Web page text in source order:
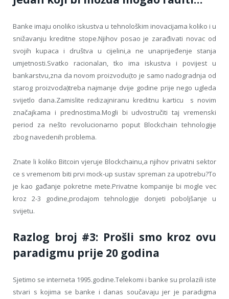
Banke imaju onoliko iskustva u tehnološkim inovacijama koliko i u
snižavanju kreditne stope.Njihov posao je zarađivati novac od
svojih kupaca i društva u cijelini,a ne unaprijeđenje stanja
umjetnosti.Svatko racionalan, tko ima iskustva i povijest u
bankarstvu,zna da novom proizvodu(to je samo nadogradnja od
starog proizvoda)treba najmanje dvije godine prije nego ugleda
svijetlo dana.Zamislite redizajniranu kreditnu karticu s novim
značajkama i prednostima.Mogli bi udvostručiti taj vremenski
period za nešto revolucionarno poput Blockchain tehnologije
zbog navedenih problema.
Znate li koliko Bitcoin vjeruje Blockchainu,a njihov privatni sektor
ce s vremenom biti prvi mock-up sustav spreman za upotrebu?To
je kao gađanje pokretne mete.Privatne kompanije bi mogle vec
kroz 2-3 godine,prodajom tehnologije donjeti poboljšanje u
svijetu.
Razlog broj #3: Prošli smo kroz ovu
paradigmu prije 20 godina
Sjetimo se interneta 1995.godine.Telekomi i banke su prolazili iste
stvari s kojima se banke i danas součavaju jer je paradigma